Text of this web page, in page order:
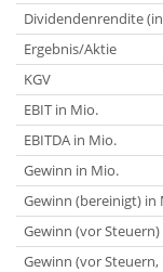
Dividendenrendite
Ergebnis/Aktie
KGV
EBIT in Mio.
EBITDA in Mio.
Gewinn in Mio.
Gewinn (bereinigt) in
Gewinn (vor
Gewinn (vor